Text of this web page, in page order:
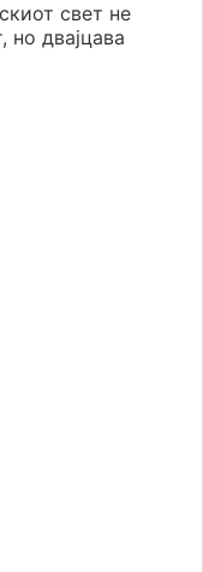
свет не
но двајцава